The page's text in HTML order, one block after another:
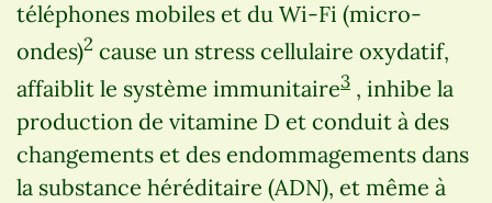
téléphones mobiles et du Wi-Fi (micro-
ondes)2 cause un stress cellulaire oxydatif,
affaiblit le système immunitaire3 , inhibe la
production de vitamine D et conduit à des
changements et des endommagements dans
la substance héréditaire (ADN), et même à